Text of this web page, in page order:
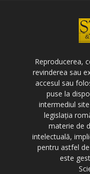
Reproducerea,
revinderea sau
accesul sau
puse la
intermediul
legislația
materie de
intelectuală,
pentru astfel
este